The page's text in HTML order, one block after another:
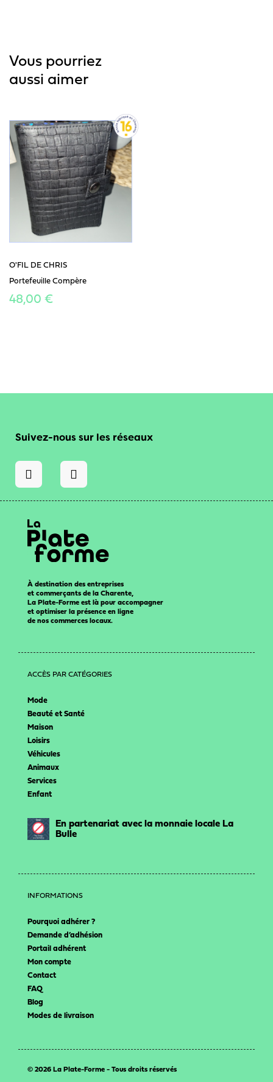
Vous pourriez
aussi aimer
O'FIL DE CHRIS
Portefeuille Compère
48,00 €
Suivez-nous sur les réseaux
À destination des entreprises
et commerçants de la Charente,
La Plate-Forme est là pour accompagner
et optimiser la présence en ligne
de nos commerces locaux.
ACCÈS PAR CATÉGORIES
Mode
Beauté et Santé
Maison
Loisirs
Véhicules
Animaux
Services
Enfant
En partenariat avec la monnaie locale La
Bulle
INFORMATIONS
Pourquoi adhérer ?
Demande d’adhésion
Portail adhérent
Mon compte
Contact
FAQ
Blog
Modes de livraison
© 2026 La Plate-Forme - Tous droits réservés